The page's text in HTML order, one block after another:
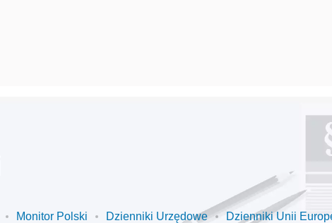
Monitor Polski Dzienniki Urzędowe Dzienniki Unii